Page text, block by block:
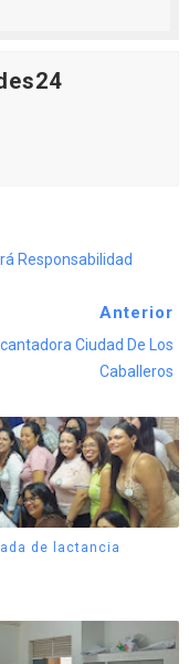
Responsabilidad
Anterior
Ciudad De Los
Caballeros
de lactancia